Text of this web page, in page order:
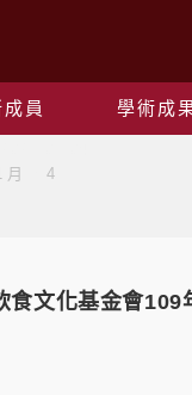
員 學術成
月 4
文化基金會109